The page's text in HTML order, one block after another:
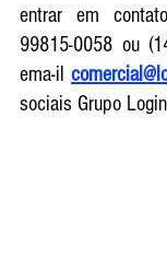
entrar em
99815-0058 ou
ema-il
sociais Grupo